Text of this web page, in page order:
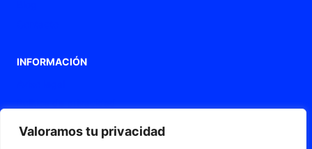
Valoramos tu privacidad
INFORMACIÓN
Declaración de accesibilidad